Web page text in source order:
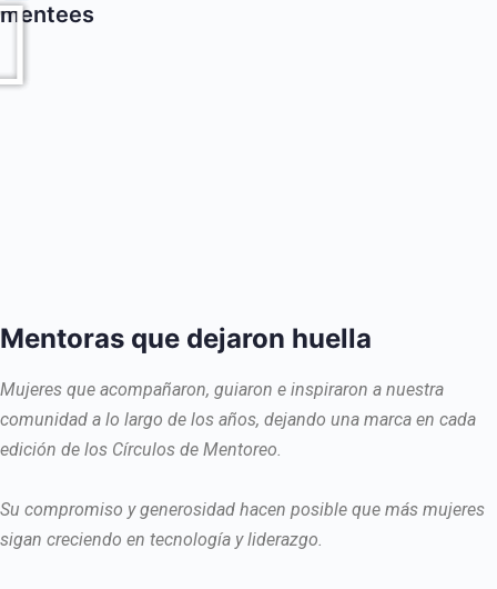
mentees
Mentoras que dejaron huella
Mujeres que acompañaron, guiaron e inspiraron a nuestra
comunidad a lo largo de los años, dejando una marca en cada
edición de los Círculos de Mentoreo.
Su compromiso y generosidad hacen posible que más mujeres
sigan creciendo en tecnología y liderazgo.